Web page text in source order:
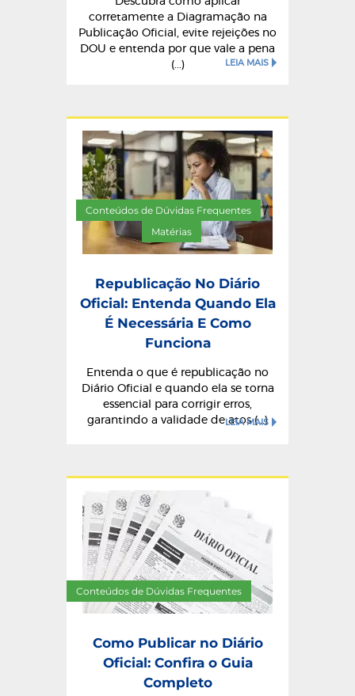
corretamente a Diagramação na
Publicação Oficial, evite rejeições no
DOU e entenda por que vale a pena
(...)
LEIA MAIS
Conteúdos de Dúvidas Frequentes /
Matérias
Republicação No Diário
Oficial: Entenda Quando Ela
É Necessária E Como
Funciona
Entenda o que é republicação no
Diário Oficial e quando ela se torna
essencial para corrigir erros,
garantindo a validade de atos (...)
LEIA MAIS
Conteúdos de Dúvidas Frequentes
Como Publicar no Diário
Oficial: Confira o Guia
Completo